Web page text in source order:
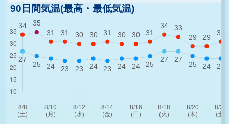
90日間気温(最高・最低気温)